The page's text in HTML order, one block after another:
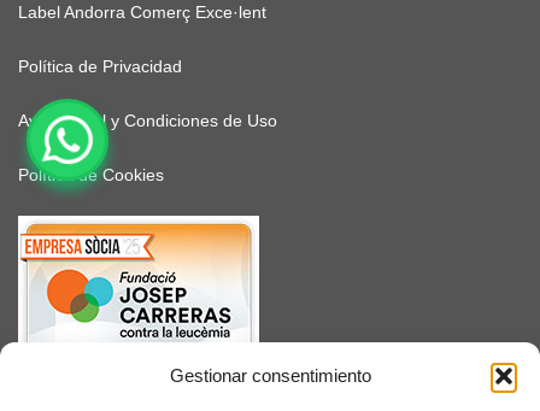
Gestionar consentimiento
Label Andorra Comerç Exce·lent
Política de Privacidad
Aviso Legal y Condiciones de Uso
Política de Cookies